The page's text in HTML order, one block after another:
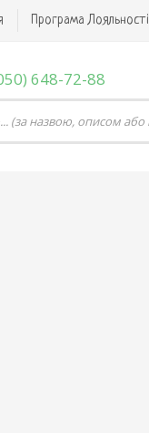
Програма Лояльності
648-72-88